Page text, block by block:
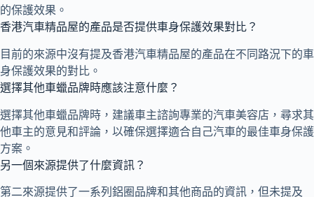
的保護效果。
香港汽車精品屋的產品是否提供車身保護效果對比？
目前的來源中沒有提及香港汽車精品屋的產品在不同路況下的車
身保護效果的對比。
選擇其他車蠟品牌時應該注意什麼？
選擇其他車蠟品牌時，建議車主諮詢專業的汽車美容店，尋求其
他車主的意見和評論，以確保選擇適合自己汽車的最佳車身保護
方案。
另一個來源提供了什麼資訊？
第二來源提供了一系列鋁圈品牌和其他商品的資訊，但未提及